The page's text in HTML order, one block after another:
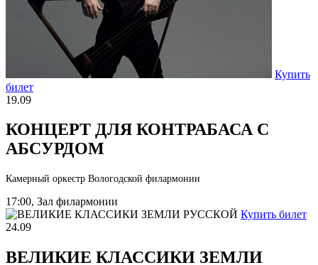
Купить
билет
19.09
КОНЦЕРТ ДЛЯ КОНТРАБАСА С
АБСУРДОМ
Камерный оркестр Вологодской филармонии
17:00, Зал филармонии
Купить билет
24.09
ВЕЛИКИЕ КЛАССИКИ ЗЕМЛИ